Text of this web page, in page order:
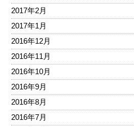
2017年2月
2017年1月
2016年12月
2016年11月
2016年10月
2016年9月
2016年8月
2016年7月